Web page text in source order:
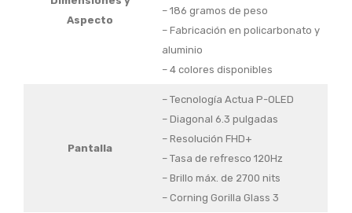
Aspecto
– 186 gramos de peso
– Fabricación en policarbonato y
aluminio
– 4 colores disponibles
Pantalla
– Tecnología Actua P-OLED
– Diagonal 6.3 pulgadas
– Resolución FHD+
– Tasa de refresco 120Hz
– Brillo máx. de 2700 nits
– Corning Gorilla Glass 3